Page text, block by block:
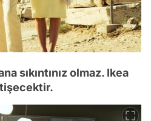
sıkıntınız olmaz. Ikea